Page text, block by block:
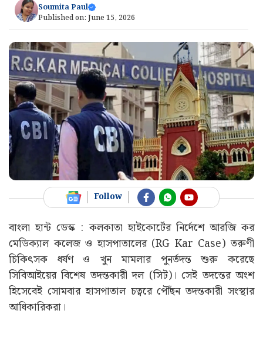
Soumita Paul
Published on: June 15, 2026
Follow
বাংলা হান্ট ডেস্ক : কলকাতা হাইকোর্টের নির্দেশে আরজি কর
মেডিক্যাল কলেজ ও হাসপাতালের (RG Kar Case) তরুণী
চিকিৎসক ধর্ষণ ও খুন মামলার পুনর্তদন্ত শুরু করেছে
সিবিআইয়ের বিশেষ তদন্তকারী দল (সিট)। সেই তদন্তের অংশ
হিসেবেই সোমবার হাসপাতাল চত্বরে পৌঁছন তদন্তকারী সংস্থার
আধিকারিকরা।